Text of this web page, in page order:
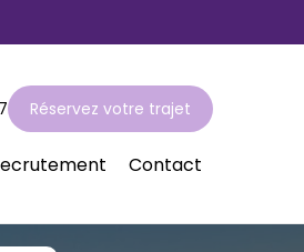
Contact
Réservez votre trajet